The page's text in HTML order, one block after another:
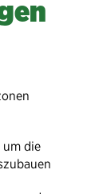
die